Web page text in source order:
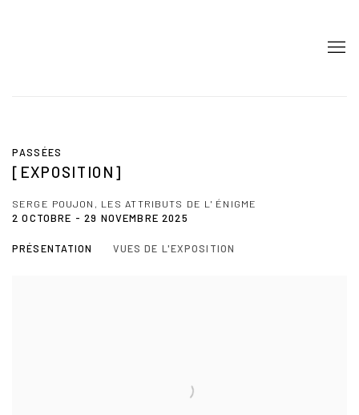
PASSÉES
[EXPOSITION]
SERGE POUJON, LES ATTRIBUTS DE L' ÉNIGME
2 OCTOBRE - 29 NOVEMBRE 2025
PRÉSENTATION VUES DE L'EXPOSITION